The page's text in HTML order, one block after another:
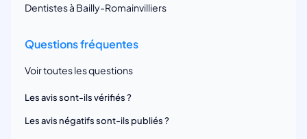
Dentistes à Bailly-Romainvilliers
Questions fréquentes
Voir toutes les questions
Les avis sont-ils vérifiés ?
Les avis négatifs sont-ils publiés ?